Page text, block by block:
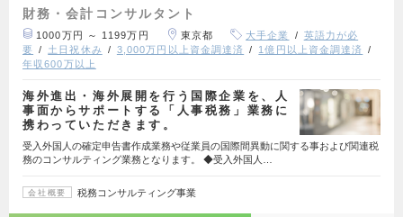
財務・会計コンサルタント
1000万円 ～ 1199万円 東京都 大手企業
英語力が必
要
土日祝休み 3,000万円以上資金調達済
1億円以上資金調達済
年収600万以上
海外進出・海外展開を行う国際企業を、人
事面からサポートする「人事税務」業務に
携わっていただきます。
受入外国人の確定申告書作成業務や従業員の国際間異動に関する事および関連税
務のコンサルティング業務となります。 ◆受入外国人…
会社概要 税務コンサルティング事業